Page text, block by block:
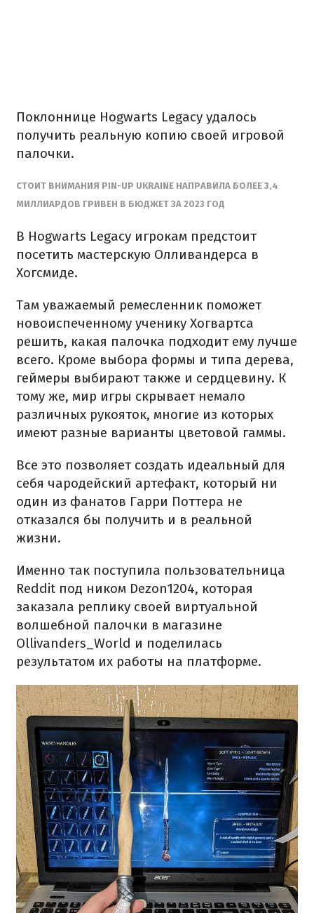
Поклоннице Hogwarts Legacy удалось
получить реальную копию своей игровой
палочки.
СТОИТ ВНИМАНИЯ PIN-UP UKRAINE НАПРАВИЛА БОЛЕЕ 3,4
МИЛЛИАРДОВ ГРИВЕН В БЮДЖЕТ ЗА 2023 ГОД
В Hogwarts Legacy игрокам предстоит
посетить мастерскую Олливандерса в
Хогсмиде.
Там уважаемый ремесленник поможет
новоиспеченному ученику Хогвартса
решить, какая палочка подходит ему лучше
всего. Кроме выбора формы и типа дерева,
геймеры выбирают также и сердцевину. К
тому же, мир игры скрывает немало
различных рукояток, многие из которых
имеют разные варианты цветовой гаммы.
Все это позволяет создать идеальный для
себя чародейский артефакт, который ни
один из фанатов Гарри Поттера не
отказался бы получить и в реальной
жизни.
Именно так поступила пользовательница
Reddit под ником Dezon1204, которая
заказала реплику своей виртуальной
волшебной палочки в магазине
Ollivanders_World и поделилась
результатом их работы на платформе.